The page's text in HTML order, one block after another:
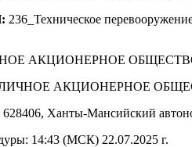
236_Техническое
АКЦИОНЕРНОЕ
АКЦИОНЕРНОЕ
628406, Ханты-Мансийский
14:43 (МСК) 22.07.2025 г.